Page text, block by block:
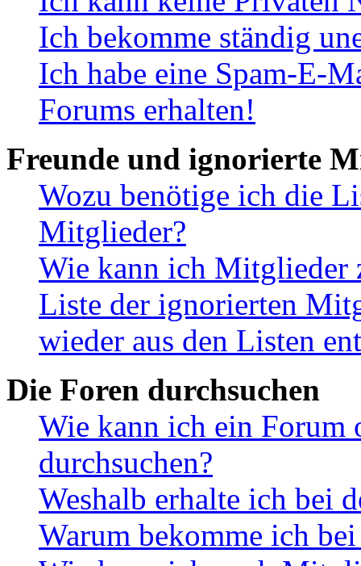
Ich bekomme ständig
Ich habe eine Spam-E-
Forums erhalten!
Freunde und ignorierte
Wozu benötige ich die
Mitglieder?
Wie kann ich Mitglieder
Liste der ignorierten
wieder aus den Listen
Die Foren durchsuchen
Wie kann ich ein Forum
durchsuchen?
Weshalb erhalte ich bei
Warum bekomme ich